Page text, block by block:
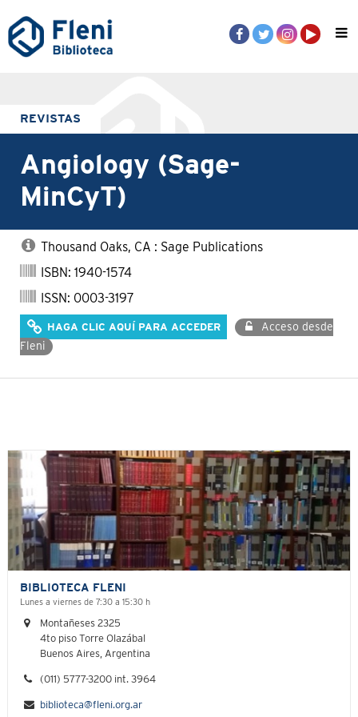
REVISTAS
Angiology (Sage-
MinCyT)
Thousand Oaks, CA : Sage Publications
ISBN: 1940-1574
ISSN: 0003-3197
HAGA CLIC AQUÍ PARA ACCEDER
Acceso desde
Fleni
BIBLIOTECA FLENI
Lunes a viernes de 7:30 a 15:30 h
Montañeses 2325
4to piso Torre Olazábal
Buenos Aires, Argentina
(011) 5777-3200 int. 3964
biblioteca@fleni.org.ar